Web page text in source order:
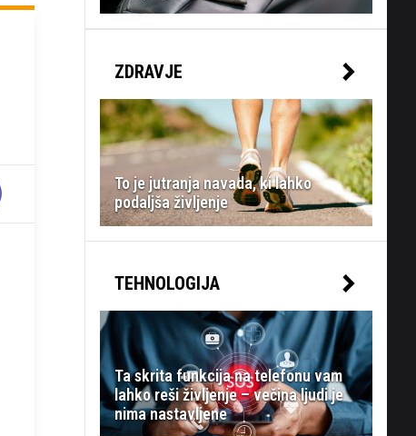
ZDRAVJE
To je jutranja navada, ki lahko
podaljša življenje
TEHNOLOGIJA
Ta skrita funkcija na telefonu vam
lahko reši življenje – večina ljudi je
nima nastavljene